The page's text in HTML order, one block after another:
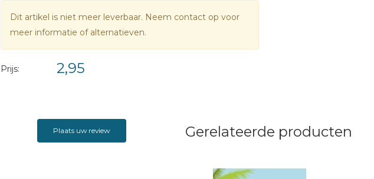
Dit artikel is niet meer leverbaar. Neem contact op voor
meer informatie of alternatieven.
Prijs: 2,95
Plaats uw review Gerelateerde producten